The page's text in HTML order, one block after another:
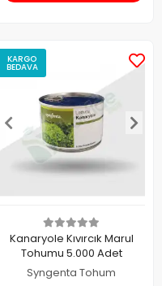
KARGO
BEDAVA
Kanaryole Kıvırcık Marul
Tohumu 5.000 Adet
Syngenta Tohum